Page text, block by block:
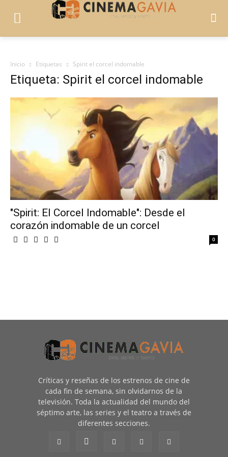
Inicio Etiquetas Spirit el corcel indomable
Etiqueta: Spirit el corcel indomable
"Spirit: El Corcel Indomable": Desde el
corazón indomable de un corcel
0
Críticas y reseñas de los estrenos de cine de
cada fin de semana, sin olvidarnos de la
televisión. Toda la actualidad del mundo del
séptimo arte, las series y el teatro a través de
diferentes secciones.